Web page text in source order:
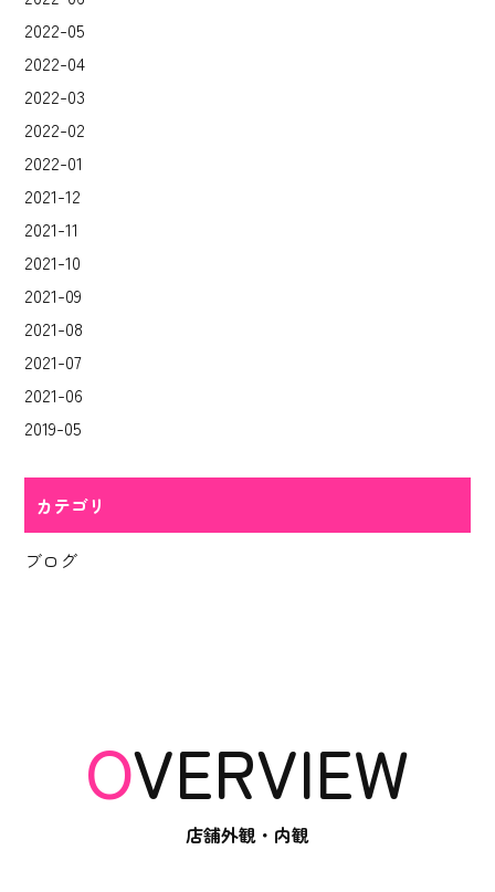
2022-05
2022-04
2022-03
2022-02
2022-01
2021-12
2021-11
2021-10
2021-09
2021-08
2021-07
2021-06
2019-05
カテゴリ
ブログ
OVERVIEW
店舗外観・内観